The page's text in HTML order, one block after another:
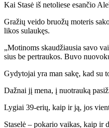
Kai Sta­sė iš ne­to­lie­se esan­čio
Gra­žių vei­do bruo­žų mo­te­ris
li­kos su­lau­kęs.
„Mo­ti­noms skau­džiau­sia sa­vo
sius be per­trau­kos. Bu­vo
Gy­dy­to­jai yra man sa­kę, kad su
Daž­nai jį me­na, į nuo­trau­ką
Ly­giai 39-erių, kaip ir ją, jos
Sta­se­lė – po­ka­rio vai­kas, kaip ir